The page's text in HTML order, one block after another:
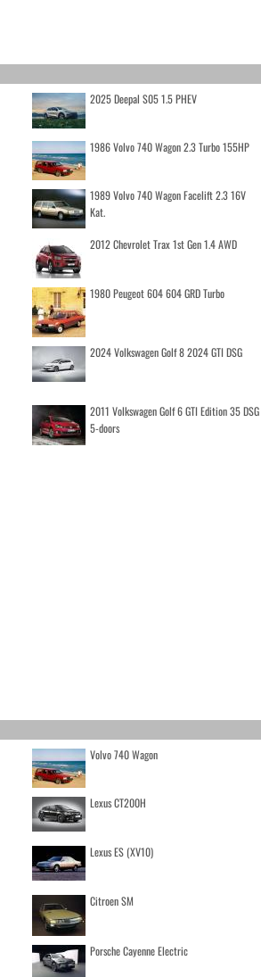
2025 Deepal S05 1.5 PHEV
1986 Volvo 740 Wagon 2.3 Turbo 155HP
1989 Volvo 740 Wagon Facelift 2.3 16V
Kat.
2012 Chevrolet Trax 1st Gen 1.4 AWD
1980 Peugeot 604 604 GRD Turbo
2024 Volkswagen Golf 8 2024 GTI DSG
2011 Volkswagen Golf 6 GTI Edition 35 DSG
5-doors
Volvo 740 Wagon
Lexus CT200H
Lexus ES (XV10)
Citroen SM
Porsche Cayenne Electric